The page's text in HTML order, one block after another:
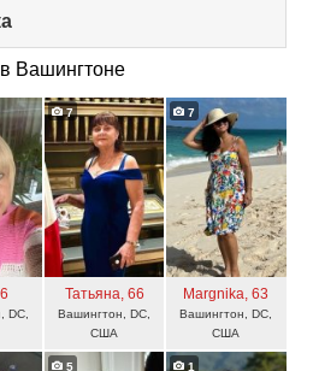
to
expand
contents
Вашингтоне
DC,
7
Татьяна, 66
Вашингтон, DC,
США
7
Margnika, 63
Вашингтон, DC,
США
5 1